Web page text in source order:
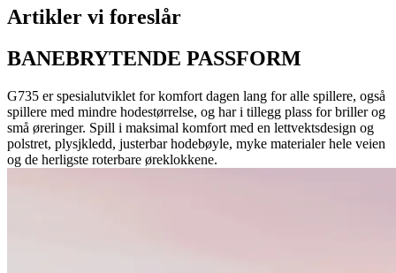
Artikler vi foreslår
BANEBRYTENDE PASSFORM
G735 er spesialutviklet for komfort dagen lang for alle spillere, også
spillere med mindre hodestørrelse, og har i tillegg plass for briller og
små øreringer. Spill i maksimal komfort med en lettvektsdesign og
polstret, plysjkledd, justerbar hodebøyle, myke materialer hele veien
og de herligste roterbare øreklokkene.